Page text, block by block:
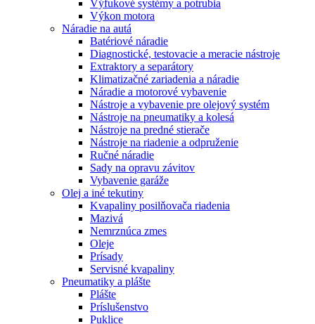
Výfukové systémy a potrubia
Výkon motora
Náradie na autá
Batériové náradie
Diagnostické, testovacie a meracie nástroje
Extraktory a separátory
Klimatizačné zariadenia a náradie
Náradie a motorové vybavenie
Nástroje a vybavenie pre olejový systém
Nástroje na pneumatiky a kolesá
Nástroje na predné stierače
Nástroje na riadenie a odpruženie
Ručné náradie
Sady na opravu závitov
Vybavenie garáže
Olej a iné tekutiny
Kvapaliny posilňovača riadenia
Mazivá
Nemrznúca zmes
Oleje
Prísady
Servisné kvapaliny
Pneumatiky a plášte
Plášte
Príslušenstvo
Puklice